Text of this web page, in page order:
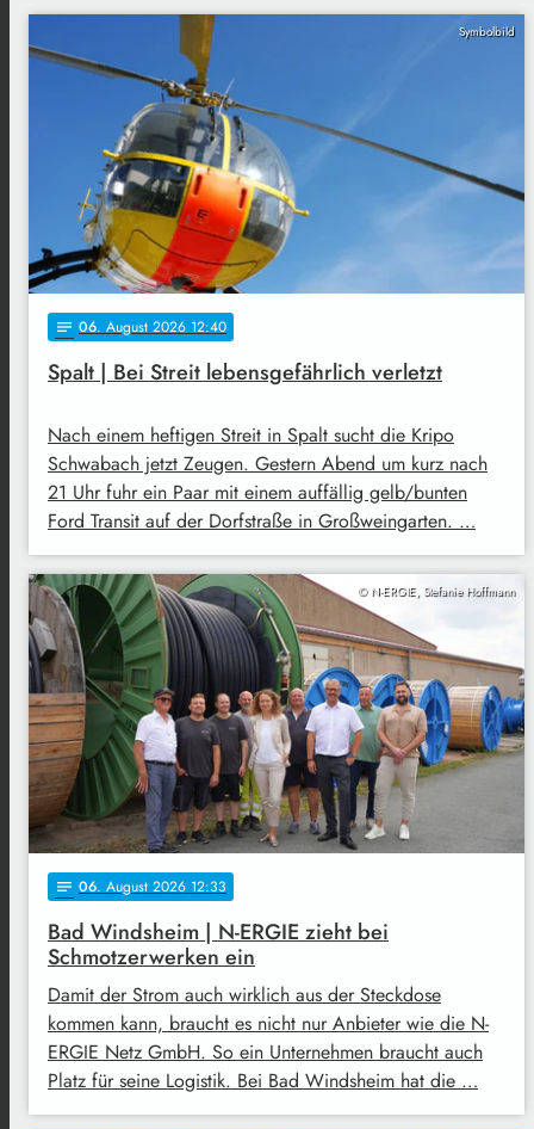
Symbolbild
notes 06. August 2026 12:40
Spalt | Bei Streit lebensgefährlich verletzt
Nach einem heftigen Streit in Spalt sucht die Kripo
Schwabach jetzt Zeugen. Gestern Abend um kurz nach
21 Uhr fuhr ein Paar mit einem auffällig gelb/bunten
Ford Transit auf der Dorfstraße in Großweingarten. …
© N-ERGIE, Stefanie Hoffmann
notes 06. August 2026 12:33
Bad Windsheim | N-ERGIE zieht bei
Schmotzerwerken ein
Damit der Strom auch wirklich aus der Steckdose
kommen kann, braucht es nicht nur Anbieter wie die N-
ERGIE Netz GmbH. So ein Unternehmen braucht auch
Platz für seine Logistik. Bei Bad Windsheim hat die …